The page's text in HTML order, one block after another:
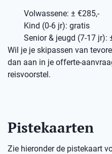
Volwassene: ± €285,-
Kind (0-6 jr): gratis
Senior & jeugd (7-17 jr):
Wil je je skipassen van
dan aan in je offerte-
reisvoorstel.
Pistekaarten
Zie hieronder de pistekaart